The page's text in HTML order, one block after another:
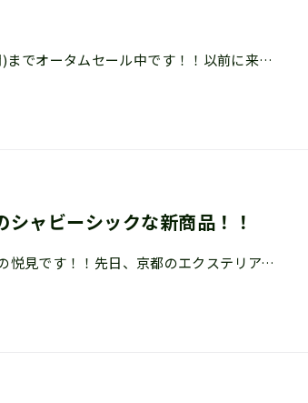
9月30日(土)～10月9日(月)までオータムセール中です！！以前に来られた方も、新しい展示が増えて
ャビーシックな新商品！！
こんにちは！！スタッフの悦見です！！先日、京都のエクステリアメーカー「ディーズガーデン」の担当者様が